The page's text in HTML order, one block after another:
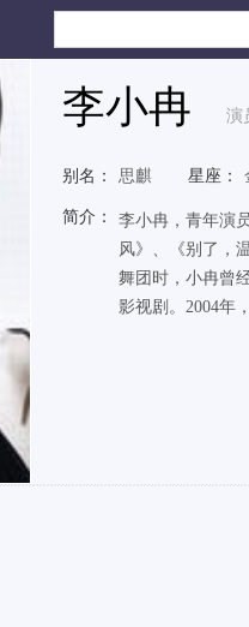
李小冉 演
别名： 思麒 星座：
简介：
李小冉，青年演
风》、《别了，
舞团时，小冉曾
影视剧。2004年